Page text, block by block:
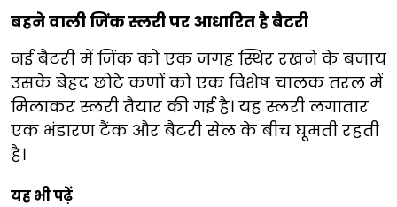
बहने वाली जिंक स्लरी पर आधारित है बैटरी
नई बैटरी में जिंक को एक जगह स्थिर रखने के बजाय
उसके बेहद छोटे कणों को एक विशेष चालक तरल में
मिलाकर स्लरी तैयार की गई है। यह स्लरी लगातार
एक भंडारण टैंक और बैटरी सेल के बीच घूमती रहती
है।
यह भी पढ़ें